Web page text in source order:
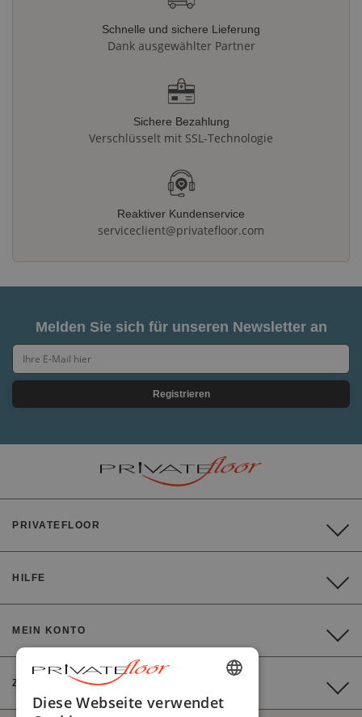
Schnelle und sichere Lieferung
Dank ausgewählter Partner
Sichere Bezahlung
Verschlüsselt mit SSL-Technologie
Reaktiver Kundenservice
serviceclient@privatefloor.com
Melden Sie sich für unseren Newsletter an
Registrieren
PRIVATEFLOOR
HILFE
MEIN KONTO
ZAHLUNG
ENGLISH
Diese Webseite verwendet